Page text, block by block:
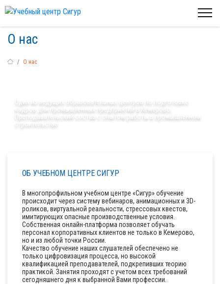
О нас
О нас
Один из ведущих образовательных центров по подготовке
кадров для промышленных предприятий в Кемерово.
Преподавательский состав с опытом работы в промышленном
строительстве.
ОБ УЧЕБНОМ ЦЕНТРЕ СИГУР
В многопрофильном учебном центре «Сигур» обучение
происходит через систему вебинаров, анимационных и 3D-
роликов, виртуальной реальности, стрессовых квестов,
имитирующих опасные производственные условия.
Собственная онлайн-платформа позволяет обучать
персонал корпоративных клиентов не только в Кемерово,
но и из любой точки России.
Качество обучение наших слушателей обеспечено не
только цифровизация процесса, но высокой
квалификацией преподавателей, подкрепивших теорию
практикой. Занятия проходят с учетом всех требований
сегодняшнего дня к выбранной Вами профессии.